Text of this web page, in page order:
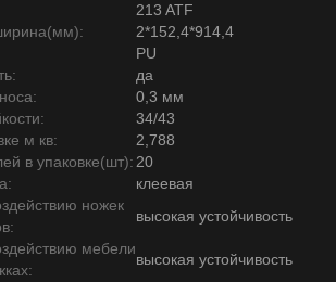
213 ATF
2*152,4*914,4
PU
да
0,3 мм
34/43
м кв:
2,788
в упаковке(шт): 20
клеевая
ножек
высокая устойчивость
мебели
высокая устойчивость